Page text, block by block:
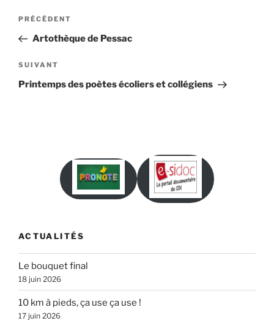
Navigation
l’article
Article
précédent
PRÉCÉDENT
Artothèque de Pessac
Article
suivant
SUIVANT
Printemps des poètes écoliers et collégiens
ACTUALITÉS
Le bouquet final
18 juin 2026
10 km à pieds, ça use ça use !
17 juin 2026